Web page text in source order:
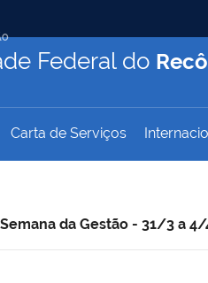
Federal do
Carta de Serviços
Semana da Gestão - 31/3 a